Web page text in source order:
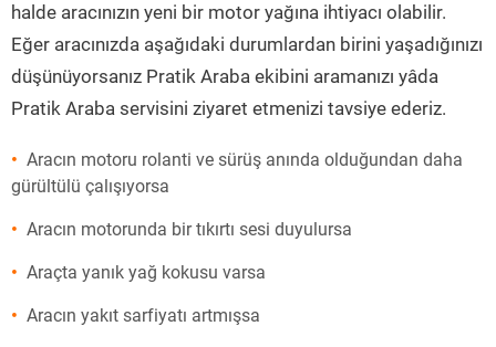
halde aracınızın yeni bir motor yağına ihtiyacı olabilir.
Eğer aracınızda aşağıdaki durumlardan birini yaşadığınızı
düşünüyorsanız Pratik Araba ekibini aramanızı yâda
Pratik Araba servisini ziyaret etmenizi tavsiye ederiz.
Aracın motoru rolanti ve sürüş anında olduğundan daha
gürültülü çalışıyorsa
Aracın motorunda bir tıkırtı sesi duyulursa
Araçta yanık yağ kokusu varsa
Aracın yakıt sarfiyatı artmışsa